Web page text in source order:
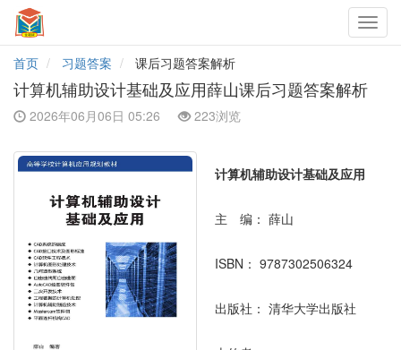
首页
习题答案 课后习题答案解析
计算机辅助设计基础及应用薛山课后习题答案解析
2026年06月06日 05:26 223浏览
计算机辅助设计基础及应用
主 编： 薛山
ISBN： 9787302506324
出版社： 清华大学出版社